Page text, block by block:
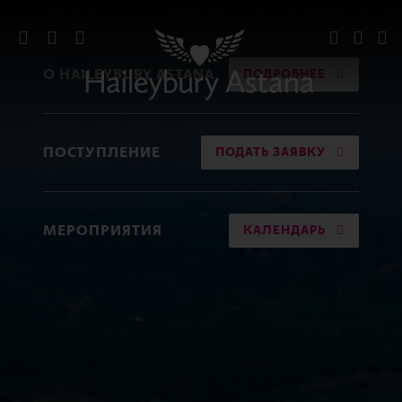
О HAILEYBURY ASTANA ПОДРОБНЕЕ
ПОСТУПЛЕНИЕ ПОДАТЬ ЗАЯВКУ
МЕРОПРИЯТИЯ КАЛЕНДАРЬ